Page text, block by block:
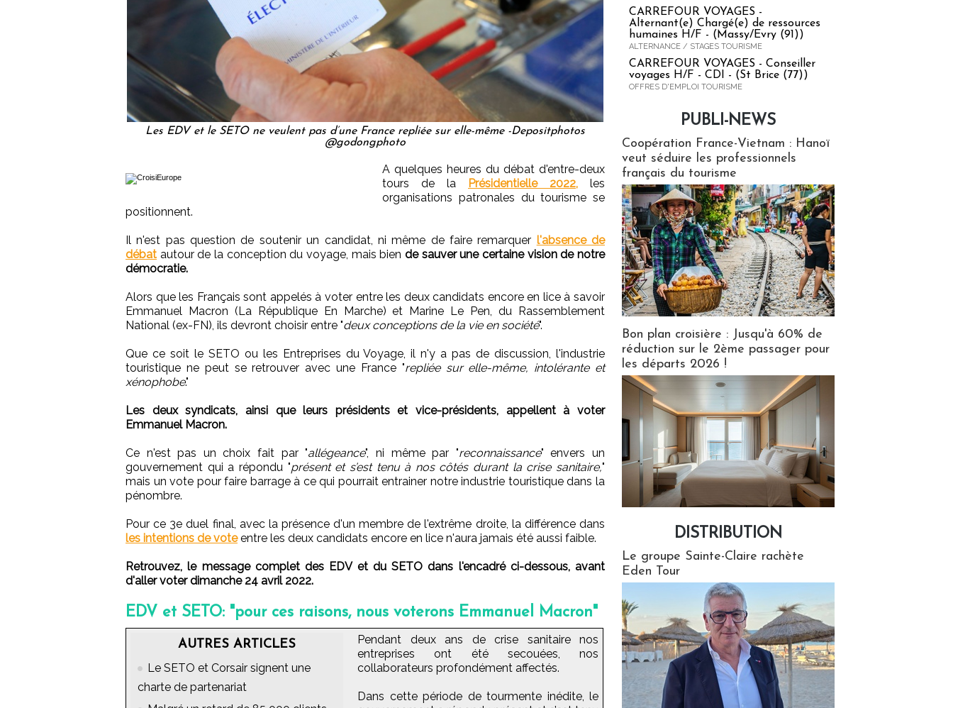
Les EDV et le SETO ne veulent pas d’une France repliée sur elle-même -Depositphotos
@godongphoto
A quelques heures du débat d'entre-deux
tours de la
Présidentielle 2022, les
organisations patronales du tourisme se
positionnent.
Il n'est pas question de soutenir un candidat, ni même de faire remarquer l'absence de
débat autour de la conception du voyage, mais bien de sauver une certaine vision de notre
démocratie.
Alors que les Français sont appelés à voter entre les deux candidats encore en lice à savoir
Emmanuel Macron (La République En Marche) et Marine Le Pen, du Rassemblement
National (ex-FN), ils devront choisir entre "deux conceptions de la vie en société".
Que ce soit le SETO ou les Entreprises du Voyage, il n'y a pas de discussion, l'industrie
touristique ne peut se retrouver avec une France "repliée sur elle-même, intolérante et
xénophobe."
Les deux syndicats, ainsi que leurs présidents et vice-présidents, appellent à voter
Emmanuel Macron.
Ce n'est pas un choix fait par "allégeance", ni même par "reconnaissance" envers un
gouvernement qui a répondu "présent et s’est tenu à nos côtés durant la crise sanitaire,"
mais un vote pour faire barrage à ce qui pourrait entrainer notre industrie touristique dans la
pénombre.
Pour ce 3e duel final, avec la présence d'un membre de l'extrême droite, la différence dans
les intentions de voteentre les deux candidats encore en lice n'aura jamais été aussi faible.
Retrouvez, le message complet des EDV et du SETO dans l'encadré ci-dessous, avant
d'aller voter dimanche 24 avril 2022.
EDV et SETO: "pour ces raisons, nous voterons Emmanuel Macron"
AUTRES ARTICLES
Le SETO et Corsair signent une
charte de partenariat
Pendant deux ans de crise sanitaire nos
entreprises ont été secouées, nos
collaborateurs profondément affectés.
Dans cette période de tourmente inédite, le
CARREFOUR VOYAGES -
Alternant(e) Chargé(e) de ressources
humaines H/F - (Massy/Evry (91))
ALTERNANCE / STAGES TOURISME
CARREFOUR VOYAGES - Conseiller
voyages H/F - CDI - (St Brice (77))
OFFRES D'EMPLOI TOURISME
PUBLI-NEWS
Coopération France-Vietnam : Hanoï
veut séduire les professionnels
français du tourisme
Bon plan croisière : Jusqu'à 60% de
réduction sur le 2ème passager pour
les départs 2026 !
DISTRIBUTION
Le groupe Sainte-Claire rachète
Eden Tour